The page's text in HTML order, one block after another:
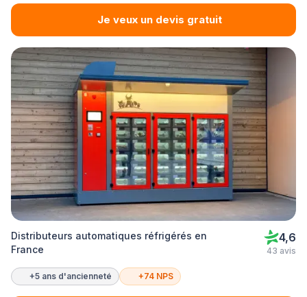
Je veux un devis gratuit
Distributeurs automatiques réfrigérés en
France
4,6
43 avis
+5 ans d'ancienneté +74 NPS